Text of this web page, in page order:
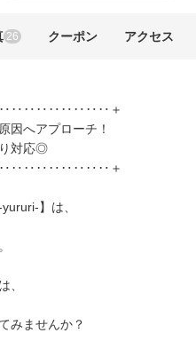
26 クーポン アクセス
＋
因へアプローチ！
対応◎
＋
】は、
、
みませんか？